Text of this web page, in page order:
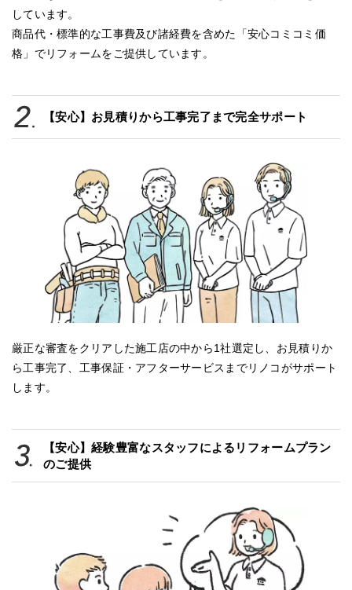
しています。
商品代・標準的な工事費及び諸経費を含めた「安心コミコミ価
格」でリフォームをご提供しています。
【安心】お見積りから工事完了まで完全サポート
厳正な審査をクリアした施工店の中から1社選定し、お見積りか
ら工事完了、工事保証・アフターサービスまでリノコがサポート
します。
【安心】経験豊富なスタッフによるリフォームプラン
のご提供